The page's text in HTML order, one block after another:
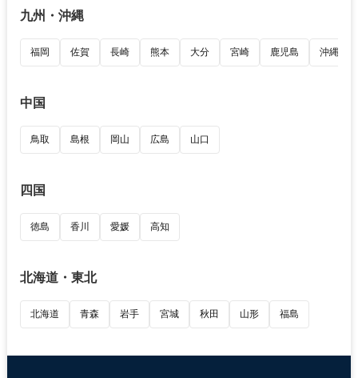
九州・沖縄
福岡 佐賀 長崎 熊本 大分 宮崎 鹿児島 沖縄
中国
鳥取 島根 岡山 広島 山口
四国
徳島 香川 愛媛 高知
北海道・東北
北海道 青森 岩手 宮城 秋田 山形 福島